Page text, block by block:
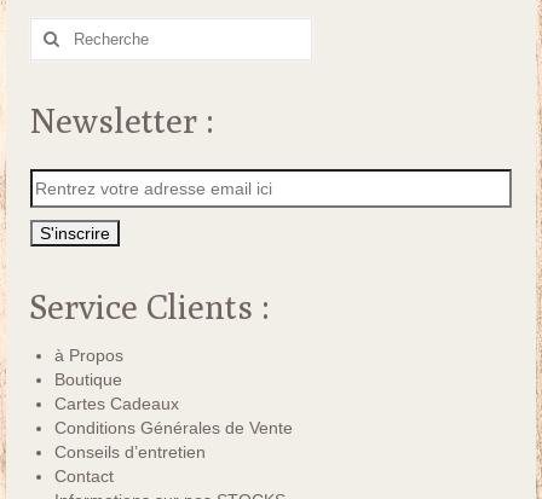
Rechercher
Newsletter :
Service Clients :
à Propos
Boutique
Cartes Cadeaux
Conditions Générales de Vente
Conseils d’entretien
Contact